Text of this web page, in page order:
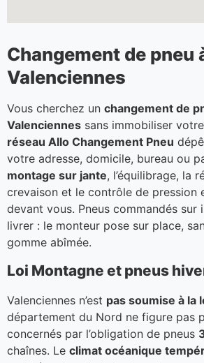
Changement de pneu
Valenciennes
Vous cherchez un changement de
Valenciennes sans immobiliser
réseau Allo Changement Pneu
votre adresse, domicile, bureau ou
montage sur jante, l’équilibrage, la
crevaison et le contrôle de pression
devant vous. Pneus commandés sur
livrer : le monteur pose sur place,
gomme abîmée.
Loi Montagne et pneus
Valenciennes n’est pas soumise à la
département du Nord ne figure pas
concernés par l’obligation de pneus
chaînes. Le climat océanique